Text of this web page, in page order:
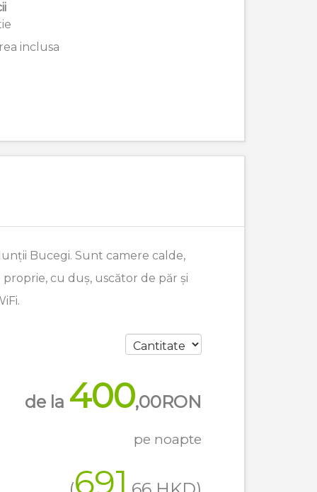
inclusa
Bucegi. Sunt camere calde,
cu duș, uscător de păr și
de la 400,00RON
pe noapte
691